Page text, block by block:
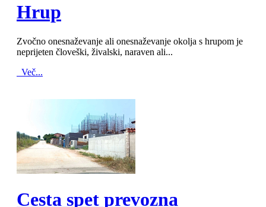
Hrup
Zvočno onesnaževanje ali onesnaževanje okolja s hrupom je
neprijeten človeški, živalski, naraven ali...
Več...
Cesta spet prevozna